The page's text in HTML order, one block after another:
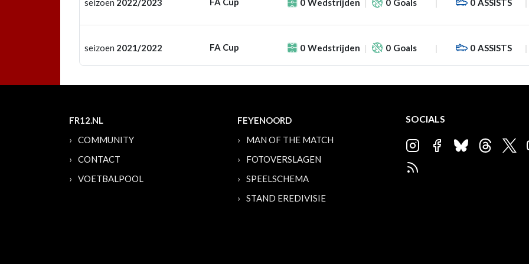
seizoen 2021/2022 FA Cup 0 Wedstrijden 0 Goals 0 ASSISTS
FR12.NL
COMMUNITY
CONTACT
VOETBALPOOL
FEYENOORD
MAN OF THE MATCH
FOTOVERSLAGEN
SPEELSCHEMA
STAND EREDIVISIE
SOCIALS